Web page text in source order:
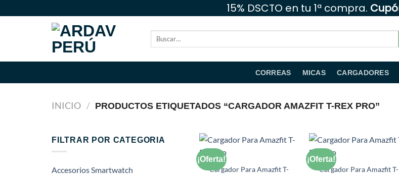
al
15% DSCTO en tu 1ª compra.
CORREAS MICAS CARGADORES
INICIO / PRODUCTOS ETIQUETADOS “CARGADOR AMAZFIT T-REX PRO”
FILTRAR POR CATEGORIA
Accesorios Smartwatch
¡Oferta!
a la
Cargador Para Amazfit T-
¡Oferta!
a la
Cargador Para Amazfit T-